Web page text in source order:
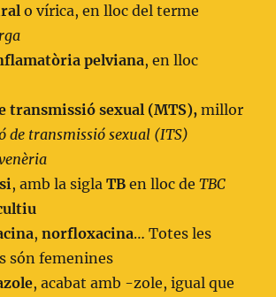
o vírica, en lloc del terme
pelviana, en lloc
transmissió sexual (MTS),millor
de transmissió sexual (ITS)
, amb la siglaTB en lloc deTBC
,norfloxacina… Totes les
són femenines
, acabat amb -zole, igual que